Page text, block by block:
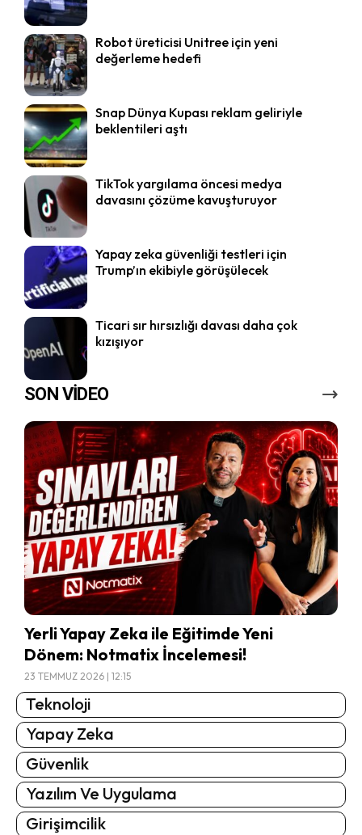
Robot üreticisi Unitree için yeni
değerleme hedefi
Snap Dünya Kupası reklam geliriyle
beklentileri aştı
TikTok yargılama öncesi medya
davasını çözüme kavuşturuyor
Yapay zeka güvenliği testleri için
Trump’ın ekibiyle görüşülecek
Ticari sır hırsızlığı davası daha çok
kızışıyor
SON VİDEO
Yerli Yapay Zeka ile Eğitimde Yeni
Dönem: Notmatix İncelemesi!
23 TEMMUZ 2026 | 12:15
Teknoloji
Yapay Zeka
Güvenlik
Yazılım Ve Uygulama
Girişimcilik